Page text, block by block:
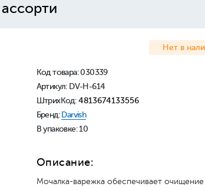
Нет в
Код товара:030339
Артикул: DV-H-614
ШтрихКод: 4813674133556
Бренд: Darvish
В упаковке: 10
Описание:
Мочалка-варежка обеспечивает очищение